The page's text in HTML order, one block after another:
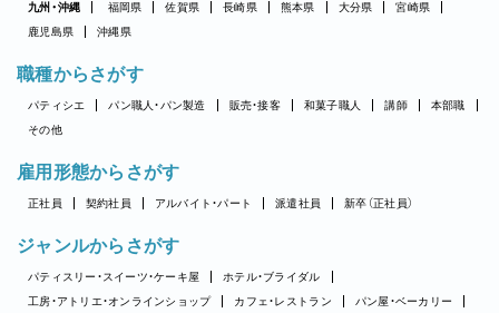
九州・沖縄 福岡県 佐賀県 長崎県 熊本県 大分県
宮崎県
鹿児島県
沖縄県
職種からさがす
パティシエ パン職人・パン製造 販売・接客 和菓子職人 講師
本部職
その他
雇用形態からさがす
正社員 契約社員 アルバイト・パート 派遣社員 新卒（正社員）
ジャンルからさがす
パティスリー・スイーツ・ケーキ屋
ホテル・ブライダル
工房・アトリエ・オンラインショップ
カフェ・レストラン
パン屋・ベーカリー